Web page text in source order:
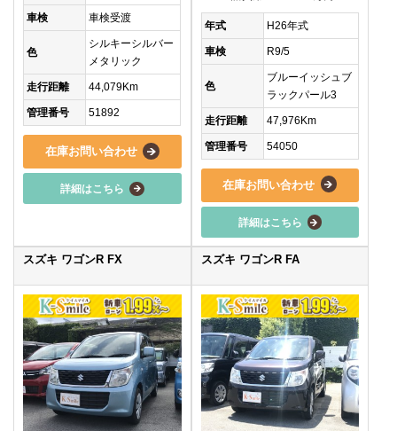
車検 車検受渡
色
シルキーシルバー
メタリック
走行距離 44,079Km
管理番号 51892
在庫お問い合わせ
詳細はこちら
年式 H26年式
車検 R9/5
色
ブルーイッシュブ
ラックパール3
走行距離 47,976Km
管理番号 54050
在庫お問い合わせ
詳細はこちら
スズキ ワゴンR FX スズキ ワゴンR FA